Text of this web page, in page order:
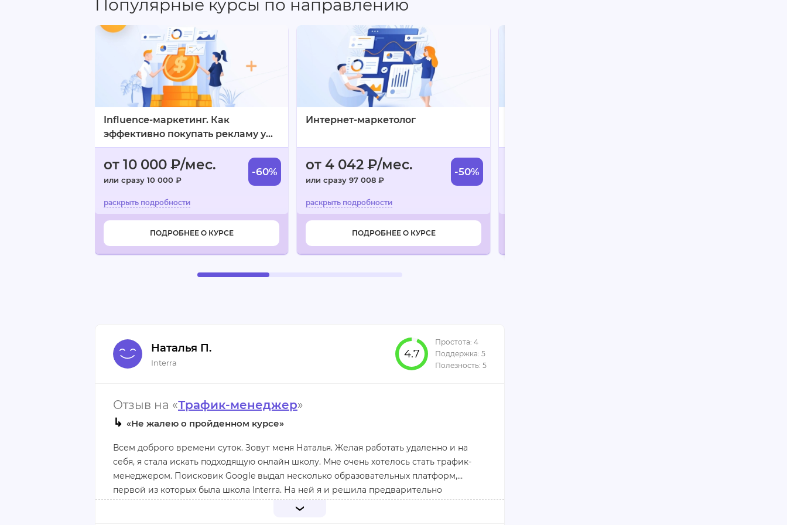
Плюсы:
Удобный процесс обучения
Классный куратор.
Минусы:
Я не нашел.
Популярные курсы по направлению
Influence-маркетинг. Как
эффективно покупать рекламу у
блогеров
от 10 000 ₽/мес.
или сразу 10 000 ₽
-60%
ПОДРОБНЕЕ О КУРСЕ
Интернет-маркетолог
от 4 042 ₽/мес.
или сразу 97 008 ₽
-50%
ПОДРОБНЕЕ О КУРСЕ
Наталья П.
Interra
4.7
Отзыв на «Трафик-менеджер»
↳ «Не жалею о пройденном курсе»
Всем доброго времени суток. Зовут меня Наталья. Желая работать удаленно и на
себя, я стала искать подходящую онлайн школу. Мне очень хотелось стать трафик-
менеджером. Поисковик Google выдал несколько образовательных платформ,
первой из которых была школа Interra. На ней я и решила предварительно